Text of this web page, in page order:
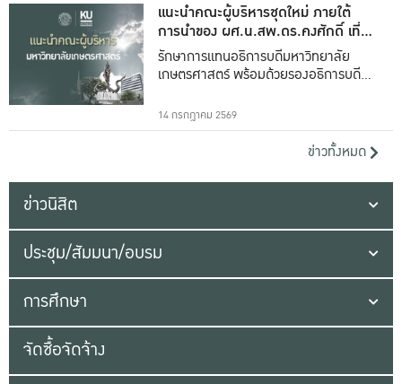
แนะนำคณะผู้บริหารชุดใหม่ ภายใต้
การนำของ ผศ.น.สพ.ดร.คงศักดิ์ เที่ยง
ธรรม
รักษาการแทนอธิการบดีมหาวิทยาลัย
เกษตรศาสตร์ พร้อมด้วยรองอธิการบดีทั้ง
14 กรกฎาคม 2569
ข่าวทั้งหมด
ข่าวนิสิต
ประชุม/สัมมนา/อบรม
การศึกษา
จัดซื้อจัดจ้าง